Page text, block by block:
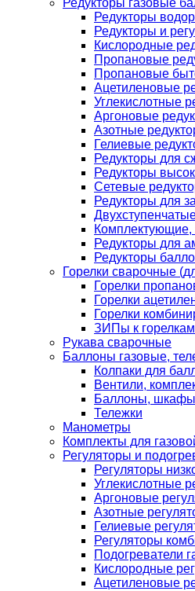
Редукторы газовые
Редукторы
Редукторы и
Кислородные
Пропановые
Пропановые
Ацетиленовые
Углекислотные
Аргоновые
Азотные
Гелиевые
Редукторы для
Редукторы
Сетевые
Редукторы для
Комплектующие,
Редукторы для
Редукторы
Горелки сварочные
Горелки
Горелки
Горелки
ЗИПы к
Рукава сварочные
Баллоны газовые,
Колпаки для
Вентили,
Баллоны, шкафы
Тележки
Манометры
Комплекты для
Регуляторы и
Регуляторы
Углекислотные
Аргоновые
Азотные
Гелиевые
Регуляторы
Подогреватели
Кислородные
Ацетиленовые